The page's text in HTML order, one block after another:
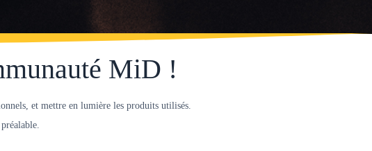
MiD !
et mettre en lumière les produits utilisés.